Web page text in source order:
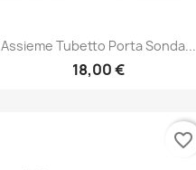
Anteprima
Assieme Tubetto Porta Sonda...
18,00 €
favorite_border